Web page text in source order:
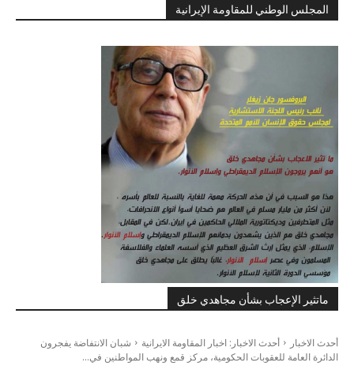
المجلس الوطني للمقاومة الإيرانية
ماتثير الإعجاب بشأن مجاهدي خلق
أحدث الاخبار أحدث الاخبار: اخبار المقاومة الايرانية
شبان الانتفاضة يفجرون
الدائرة العامة للعقوبات الحكومية، مركز قمع ونهب المواطنين في...